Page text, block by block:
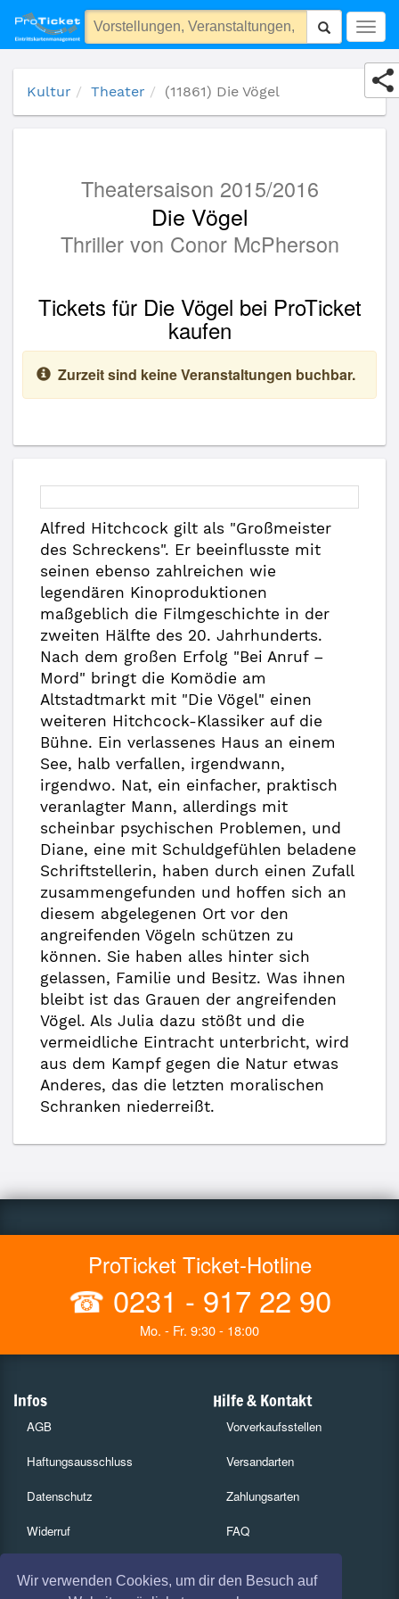
Wir verwenden Cookies, um dir den Besuch auf
(11861) Die Vögel
Kultur Theater (11861) Die Vögel
Theatersaison 2015/2016
Die Vögel
Thriller von Conor McPherson
Tickets für Die Vögel bei ProTicket
kaufen
Zurzeit sind keine Veranstaltungen buchbar.
Alfred Hitchcock gilt als "Großmeister
des Schreckens". Er beeinflusste mit
seinen ebenso zahlreichen wie
legendären Kinoproduktionen
maßgeblich die Filmgeschichte in der
zweiten Hälfte des 20. Jahrhunderts.
Nach dem großen Erfolg "Bei Anruf –
Mord" bringt die Komödie am
Altstadtmarkt mit "Die Vögel" einen
weiteren Hitchcock-Klassiker auf die
Bühne. Ein verlassenes Haus an einem
See, halb verfallen, irgendwann,
irgendwo. Nat, ein einfacher, praktisch
veranlagter Mann, allerdings mit
scheinbar psychischen Problemen, und
Diane, eine mit Schuldgefühlen beladene
Schriftstellerin, haben durch einen Zufall
zusammengefunden und hoffen sich an
diesem abgelegenen Ort vor den
angreifenden Vögeln schützen zu
können. Sie haben alles hinter sich
gelassen, Familie und Besitz. Was ihnen
bleibt ist das Grauen der angreifenden
Vögel. Als Julia dazu stößt und die
vermeidliche Eintracht unterbricht, wird
aus dem Kampf gegen die Natur etwas
Anderes, das die letzten moralischen
Schranken niederreißt.
ProTicket Ticket-Hotline
☎ 0231 - 917 22 90
Mo. - Fr. 9:30 - 18:00
Infos
AGB
Haftungsausschluss
Datenschutz
Widerruf
Hilfe & Kontakt
Vorverkaufsstellen
Versandarten
Zahlungsarten
FAQ
Services